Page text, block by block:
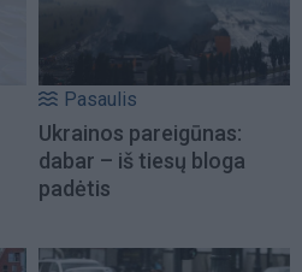
Pasaulis
Ukrainos pareigūnas:
dabar – iš tiesų bloga
padėtis